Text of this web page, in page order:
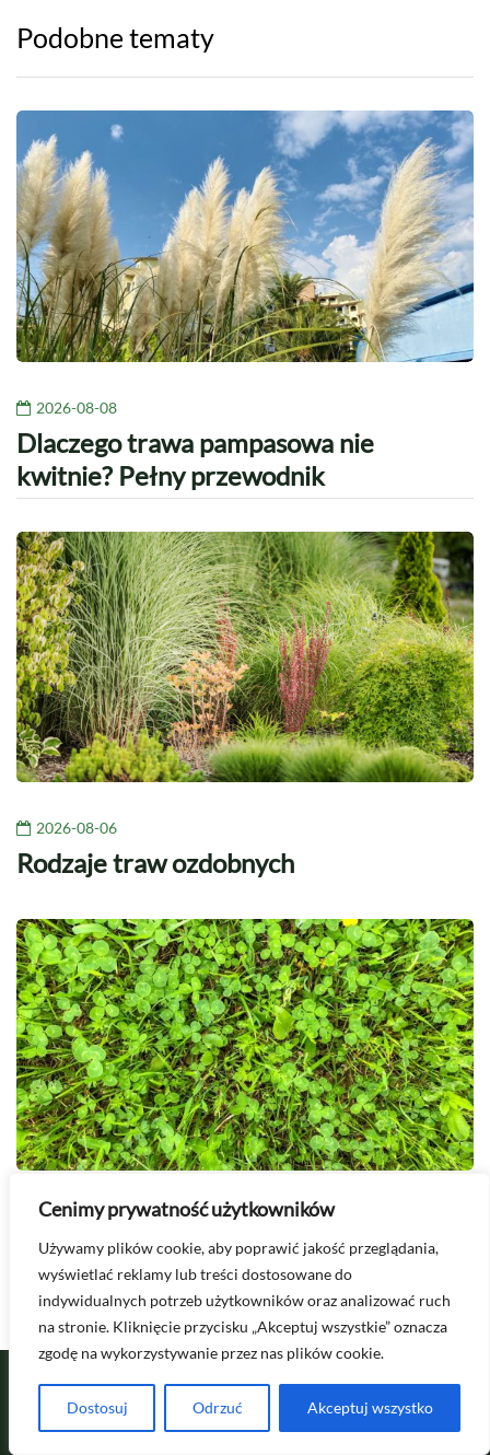
Cenimy prywatność użytkowników
Używamy plików cookie, aby poprawić jakość przeglądania,
wyświetlać reklamy lub treści dostosowane do
indywidualnych potrzeb użytkowników oraz analizować ruch
na stronie. Kliknięcie przycisku „Akceptuj wszystkie” oznacza
zgodę na wykorzystywanie przez nas plików cookie.
Dostosuj Odrzuć Akceptuj wszystko
Podobne tematy
2026-08-08
Dlaczego trawa pampasowa nie
kwitnie? Pełny przewodnik
2026-08-06
Rodzaje traw ozdobnych
2026-08-06
Trawa z mikrokoniczyną – czy warto ją
siać?